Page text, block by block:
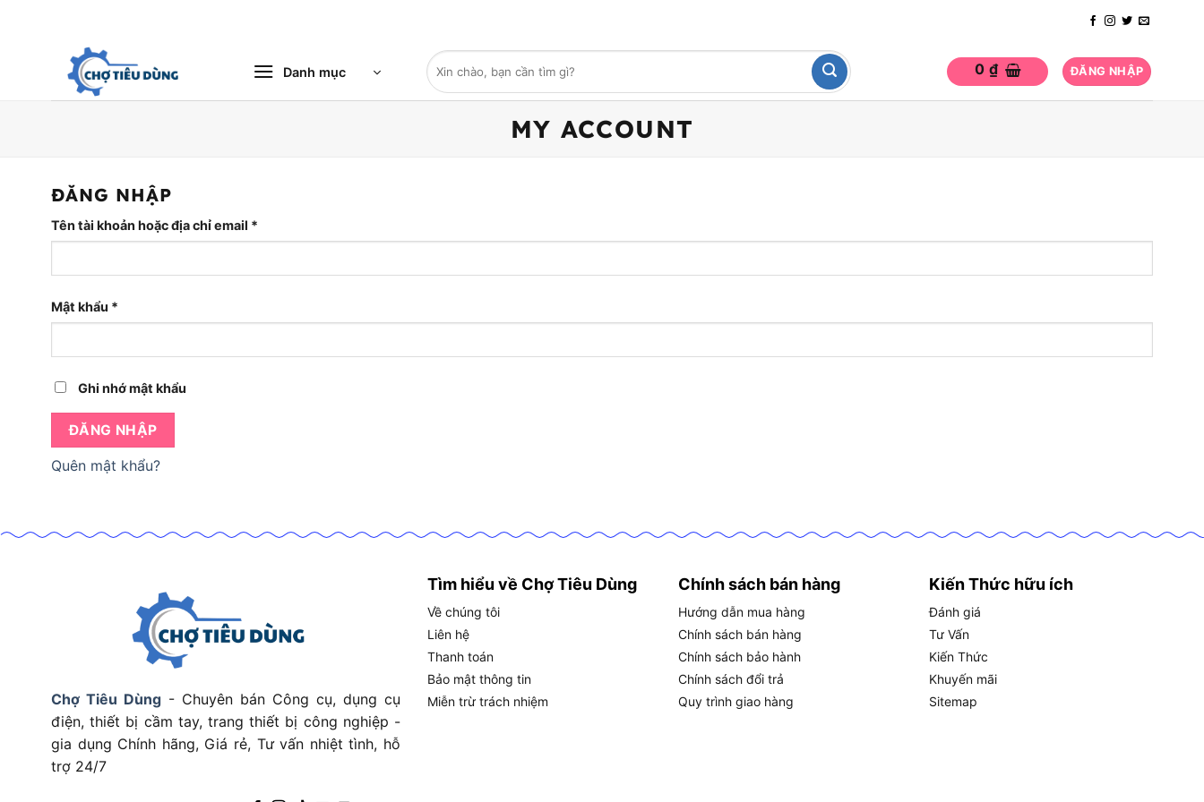
Danh mục
Tìm
kiếm:
0 ₫ ĐĂNG NHẬP
MY ACCOUNT
ĐĂNG NHẬP
Tên tài khoản hoặc địa chỉ email *
buộc
Mật khẩu *
buộc
Ghi nhớ mật khẩu
ĐĂNG NHẬP
Quên mật khẩu?
Chợ Tiêu Dùng - Chuyên bán Công cụ, dụng cụ
điện, thiết bị cầm tay, trang thiết bị công nghiệp -
gia dụng Chính hãng, Giá rẻ, Tư vấn nhiệt tình, hỗ
trợ 24/7
Tìm hiểu về Chợ Tiêu Dùng
Về chúng tôi
Liên hệ
Thanh toán
Bảo mật thông tin
Miễn trừ trách nhiệm
Chính sách bán hàng
Hướng dẫn mua hàng
Chính sách bán hàng
Chính sách bảo hành
Chính sách đổi trả
Quy trình giao hàng
Kiến Thức hữu ích
Đánh giá
Tư Vấn
Kiến Thức
Khuyến mãi
Sitemap